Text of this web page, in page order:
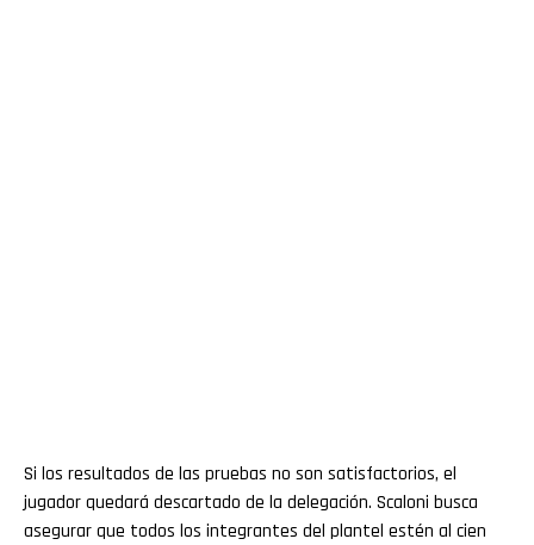
Si los resultados de las pruebas no son satisfactorios, el
jugador quedará descartado de la delegación. Scaloni busca
asegurar que todos los integrantes del plantel estén al cien